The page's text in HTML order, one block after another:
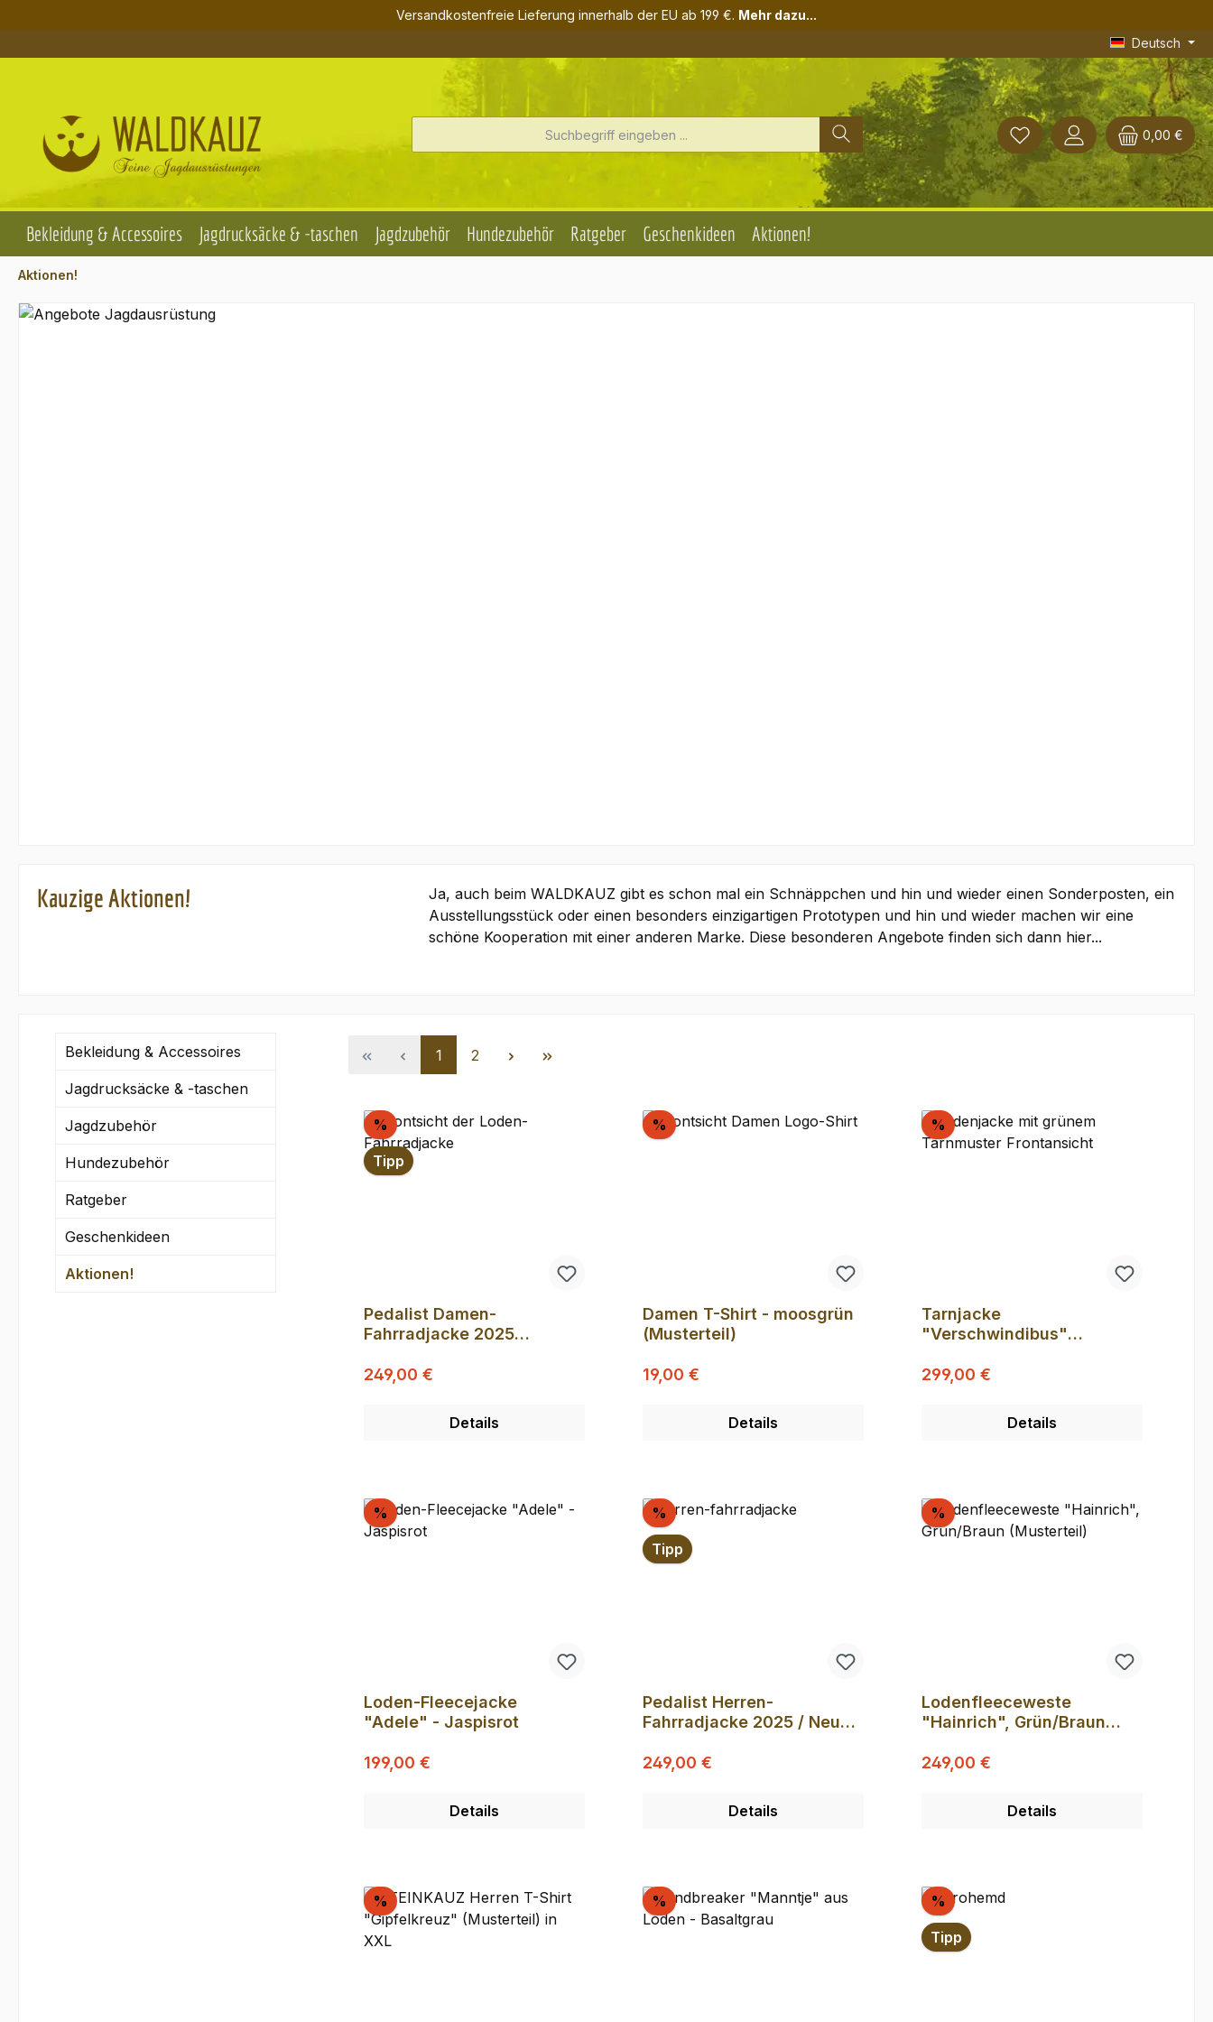
Versandkostenfreie Lieferung innerhalb der EU ab 199 €. Mehr dazu...
Deutsch
0,00 €
Bekleidung & Accessoires Jagdrucksäcke & -taschen Jagdzubehör Hundezubehör Ratgeber Geschenkideen Aktionen!
Aktionen!
Kauzige Aktionen!
Ja, auch beim WALDKAUZ gibt es schon mal ein Schnäppchen und hin und wieder einen Sonderposten, ein
Ausstellungsstück oder einen besonders einzigartigen Prototypen und hin und wieder machen wir eine
schöne Kooperation mit einer anderen Marke. Diese besonderen Angebote finden sich dann hier...
Bekleidung & Accessoires
Jagdrucksäcke & -taschen
Jagdzubehör
Hundezubehör
Ratgeber
Geschenkideen
Aktionen!
Seite
1 Seite
2
% Rabatt
Tipp
Pedalist Damen-
Fahrradjacke 2025
sind in Produktion!
Verkaufspreis:
249,00 €
Details
% Rabatt
Damen T-Shirt - moosgrün
(Musterteil)
Verkaufspreis:
19,00 €
Details
% Rabatt
Tarnjacke
"Verschwindibus"
Verkaufspreis:
299,00 €
Details
% Rabatt
Loden-Fleecejacke
"Adele" - Jaspisrot
Verkaufspreis:
199,00 €
Details
% Rabatt
Tipp
Pedalist Herren-
Fahrradjacke 2025 / Neue
Verkaufspreis:
249,00 €
Details
% Rabatt
Lodenfleeceweste
"Hainrich", Grün/Braun
Verkaufspreis:
249,00 €
Details
% Rabatt % Rabatt % Rabatt
Tipp